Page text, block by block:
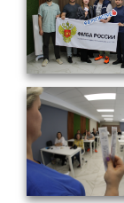
ВЫСТАВКИ